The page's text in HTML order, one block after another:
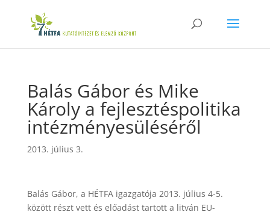
Balás Gábor és Mike
Károly a fejlesztéspolitika
intézményesüléséről
2013. július 3.
Balás Gábor, a HÉTFA igazgatója 2013. július 4-5.
között részt vett és előadást tartott a litván EU-